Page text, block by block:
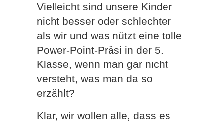
Vielleicht sind unsere Kinder
nicht besser oder schlechter
als wir und was nützt eine tolle
Power-Point-Präsi in der 5.
Klasse, wenn man gar nicht
versteht, was man da so
erzählt?
Klar, wir wollen alle, dass es